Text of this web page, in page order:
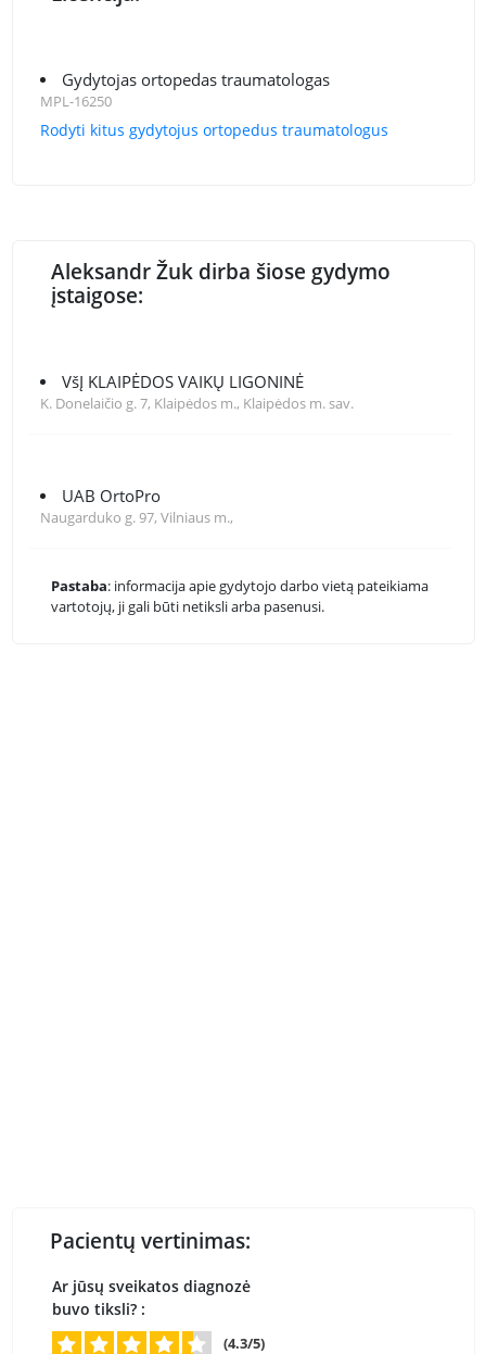
Gydytojas ortopedas traumatologas
MPL-16250
Rodyti kitus gydytojus ortopedus traumatologus
Aleksandr Žuk dirba šiose gydymo
įstaigose:
VšĮ KLAIPĖDOS VAIKŲ LIGONINĖ
K. Donelaičio g. 7, Klaipėdos m., Klaipėdos m. sav.
UAB OrtoPro
Naugarduko g. 97, Vilniaus m.,
Pastaba: informacija apie gydytojo darbo vietą pateikiama
vartotojų, ji gali būti netiksli arba pasenusi.
Pacientų vertinimas:
Ar jūsų sveikatos diagnozė
buvo tiksli? :
(4.3/5)